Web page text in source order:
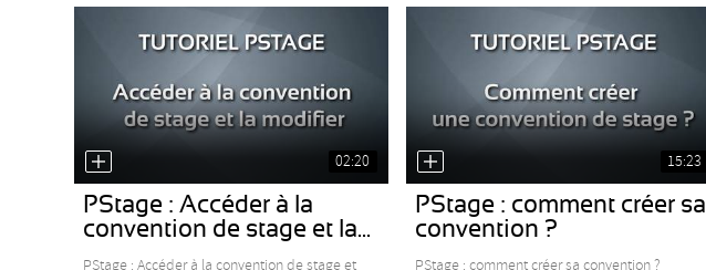
02:20
PStage : Accéder à la
convention de stage et la...
PStage : Accéder à la convention de stage et
15:23
PStage : comment créer sa
convention ?
PStage : comment créer sa convention ?